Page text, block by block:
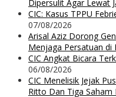
Dipersulit Agar Lewat
CIC: Kasus TPPU
07/08/2026
Arisal Aziz Dorong
Menjaga Persatuan di
CIC Angkat Bicara
06/08/2026
CIC Menelisik Jejak
Ritto Dan Tiga Saham